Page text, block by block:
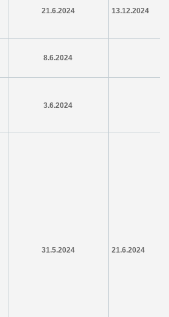
21.6.2024 13.12.2024
8.6.2024
3.6.2024
31.5.2024 21.6.2024